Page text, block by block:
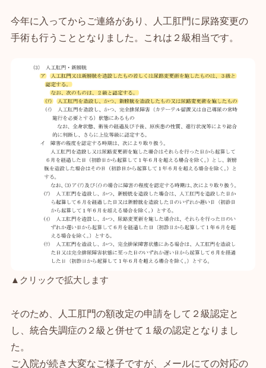
今年に入ってからご連絡があり、人工肛門に尿路変更の
手術も行うこととなりました。これは２級相当です。
▲クリックで拡大します
そのため、人工肛門の額改定の申請をして２級認定と
し、統合失調症の２級と併せて１級の認定となりまし
た。
ご入院が続き大変なご様子ですが、メールにての対応の